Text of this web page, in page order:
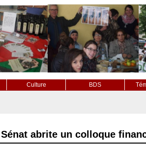
Culture BDS
abrite un colloque